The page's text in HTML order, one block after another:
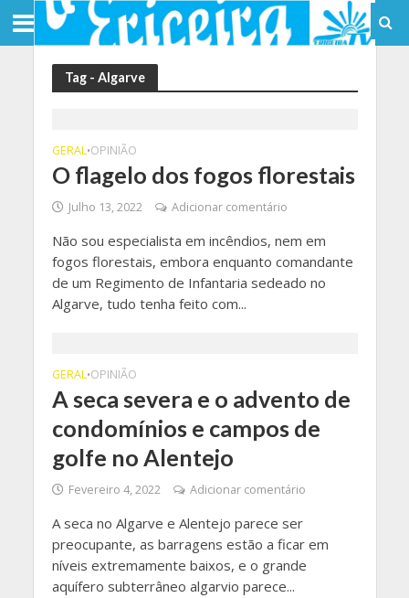
Tag - Algarve
GERAL•OPINIÃO
O flagelo dos fogos florestais
Julho 13, 2022 Adicionar comentário
Não sou especialista em incêndios, nem em
fogos florestais, embora enquanto comandante
de um Regimento de Infantaria sedeado no
Algarve, tudo tenha feito com...
GERAL•OPINIÃO
A seca severa e o advento de
condomínios e campos de
golfe no Alentejo
Fevereiro 4, 2022 Adicionar comentário
A seca no Algarve e Alentejo parece ser
preocupante, as barragens estão a ficar em
níveis extremamente baixos, e o grande
aquífero subterrâneo algarvio parece...